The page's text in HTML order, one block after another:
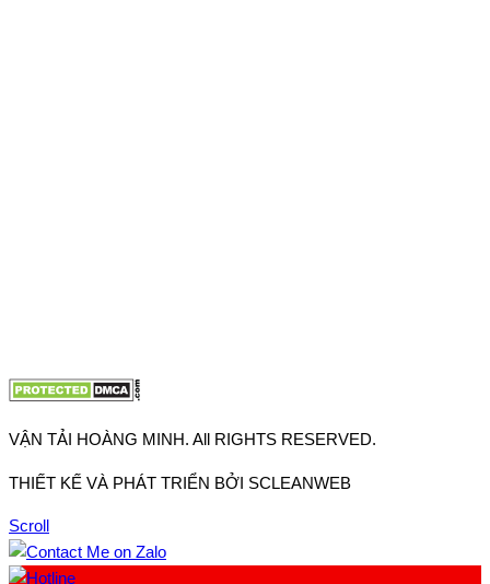
VẬN TẢI HOÀNG MINH. All RIGHTS RESERVED.
THIẾT KẾ VÀ PHÁT TRIỂN BỞI SCLEANWEB
Scroll